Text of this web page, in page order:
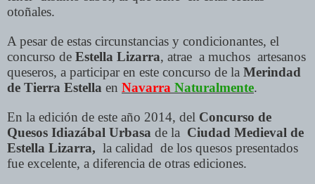
otoñales.
A pesar de estas circunstancias y condicionantes, el
concurso de Estella Lizarra, atrae a muchos artesanos
queseros, a participar en este concurso de la Merindad
de Tierra Estella en Navarra Naturalmente.
En la edición de este año 2014, del Concurso de
Quesos Idiazábal Urbasa de la Ciudad Medieval de
Estella Lizarra, la calidad de los quesos presentados
fue excelente, a diferencia de otras ediciones.